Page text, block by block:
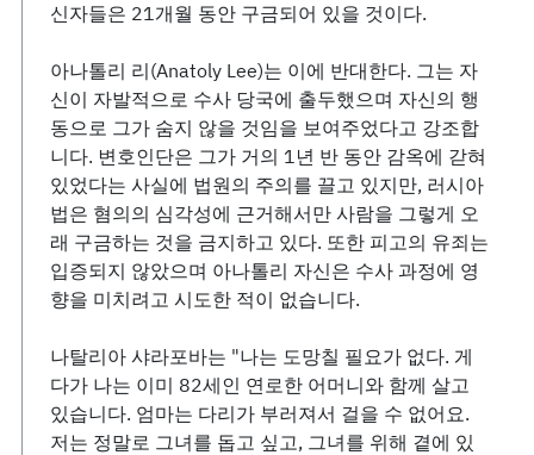
신자들은 21개월 동안 구금되어 있을 것이다.
아나톨리 리(Anatoly Lee)는 이에 반대한다. 그는 자
신이 자발적으로 수사 당국에 출두했으며 자신의 행
동으로 그가 숨지 않을 것임을 보여주었다고 강조합
니다. 변호인단은 그가 거의 1년 반 동안 감옥에 갇혀
있었다는 사실에 법원의 주의를 끌고 있지만, 러시아
법은 혐의의 심각성에 근거해서만 사람을 그렇게 오
래 구금하는 것을 금지하고 있다. 또한 피고의 유죄는
입증되지 않았으며 아나톨리 자신은 수사 과정에 영
향을 미치려고 시도한 적이 없습니다.
나탈리아 샤라포바는 "나는 도망칠 필요가 없다. 게
다가 나는 이미 82세인 연로한 어머니와 함께 살고
있습니다. 엄마는 다리가 부러져서 걸을 수 없어요.
저는 정말로 그녀를 돕고 싶고, 그녀를 위해 곁에 있